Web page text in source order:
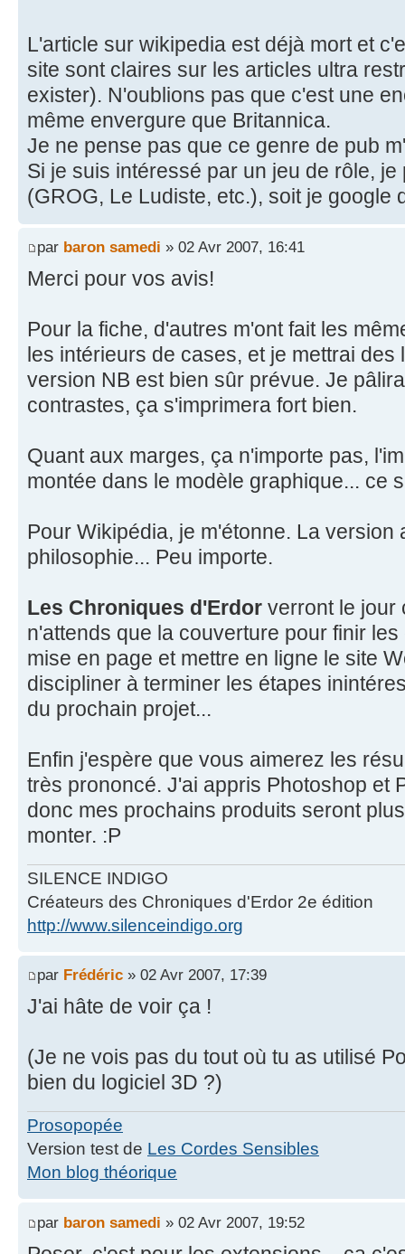
L'article sur wikipedia est déjà mort et
site sont claires sur les articles ultra
exister). N'oublions pas que c'est une
même envergure que Britannica.
Je ne pense pas que ce genre de pub
Si je suis intéressé par un jeu de rôle,
(GROG, Le Ludiste, etc.), soit je google
par baron samedi » 02 Avr 2007, 16:41
Merci pour vos avis!
Pour la fiche, d'autres m'ont fait les
les intérieurs de cases, et je mettrai
version NB est bien sûr prévue. Je
contrastes, ça s'imprimera fort bien.
Quant aux marges, ça n'importe pas,
montée dans le modèle graphique... ce
Pour Wikipédia, je m'étonne. La version
philosophie... Peu importe.
Les Chroniques d'Erdor verront le jour
n'attends que la couverture pour finir
mise en page et mettre en ligne le site
discipliner à terminer les étapes
du prochain projet...
Enfin j'espère que vous aimerez les
très prononcé. J'ai appris Photoshop et
donc mes prochains produits seront
monter. :P
SILENCE INDIGO
Créateurs des Chroniques d'Erdor 2e édition
http://www.silenceindigo.org
par Frédéric » 02 Avr 2007, 17:39
J'ai hâte de voir ça !
(Je ne vois pas du tout où tu as utilisé
bien du logiciel 3D ?)
Prosopopée
Version test de Les Cordes Sensibles
Mon blog théorique
par baron samedi » 02 Avr 2007, 19:52